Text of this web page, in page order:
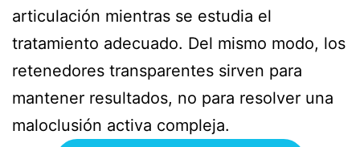
articulación mientras se estudia el
tratamiento adecuado. Del mismo modo, los
retenedores transparentes sirven para
mantener resultados, no para resolver una
maloclusión activa compleja.